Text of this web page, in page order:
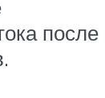
после